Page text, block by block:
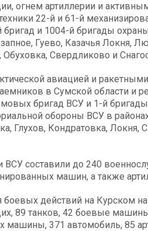
огнем артиллерии и
22-й и 61-й
бригад и 1004-й бригады
Гуево, Казачья Локня,
Свердликово и
авиацией и
в Сумской области и
бригад ВСУ и 1-й
обороны ВСУ в
Глухов, Кондратовка,
ВСУ составили до 240
машин, а также
боевых действий на Курском
89 танков, 42 боевые
машины, 371 автомобиль, 85